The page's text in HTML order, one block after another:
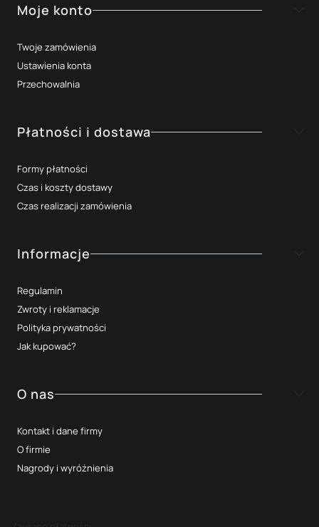
Moje konto
Twoje zamówienia
Ustawienia konta
Przechowalnia
Płatności i dostawa
Formy płatności
Czas i koszty dostawy
Czas realizacji zamówienia
Informacje
Regulamin
Zwroty i reklamacje
Polityka prywatności
Jak kupować?
O nas
Kontakt i dane firmy
O firmie
Nagrody i wyróżnienia